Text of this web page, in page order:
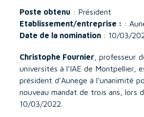
Poste obtenu : Président
Etablissement/entreprise : :
Date de la nomination : 10/03/
Christophe Fournier , professeur
universités à l’IAE de Montpellier,
président d’Aunege à l’unanimité
nouveau mandat de trois ans, lors
10/03/2022.